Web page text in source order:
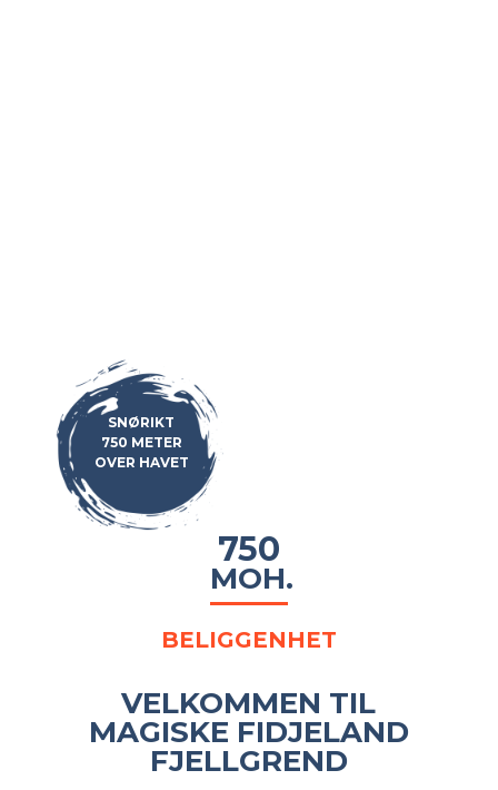
SNØRIKT
750 METER
OVER HAVET
750
MOH.
BELIGGENHET
VELKOMMEN TIL
MAGISKE FIDJELAND
FJELLGREND